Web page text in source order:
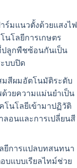
ร์มแนวตั้งด้วยแสงไฟ
โนโลยีการเกษตร
ลูกพืชซ้อนกันเป็น
บบปิด
มสีผมอัตโนมัติระดับ
วยความแม่นยำเป็น
โนโลยีเข้ามาปฏิวัติ
ลอนและการเปลี่ยนสี
ยีการแปลบทสนทนา
บแบบเรียลไทม์ช่วย